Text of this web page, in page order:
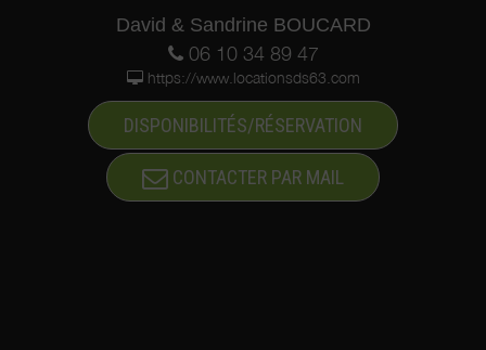
David & Sandrine BOUCARD
06 10 34 89 47
https://www.locationsds63.com
DISPONIBILITÉS/RÉSERVATION
CONTACTER PAR MAIL